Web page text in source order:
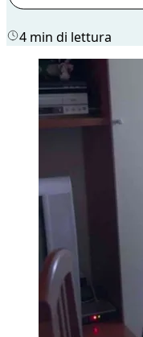
4 min di lettura